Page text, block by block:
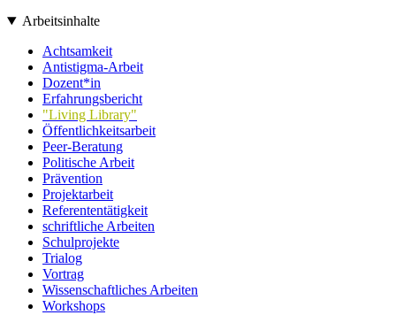
Arbeitsinhalte
Achtsamkeit
Antistigma-Arbeit
Dozent*in
Erfahrungsbericht
"Living Library"
Öffentlichkeitsarbeit
Peer-Beratung
Politische Arbeit
Prävention
Projektarbeit
Referententätigkeit
schriftliche Arbeiten
Schulprojekte
Trialog
Vortrag
Wissenschaftliches Arbeiten
Workshops